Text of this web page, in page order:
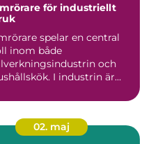
för industriellt
spelar en central
inom både
och
I industrin är
02. maj